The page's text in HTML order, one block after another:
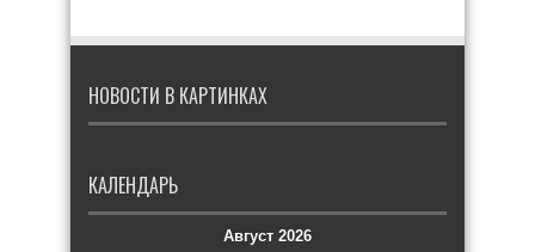
НОВОСТИ В КАРТИНКАХ
КАЛЕНДАРЬ
Август 2026